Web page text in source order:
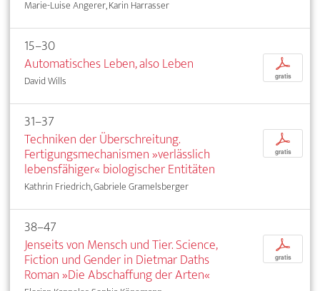
Marie-Luise Angerer, Karin Harrasser
15–30
Automatisches Leben, also Leben
David Wills
p
gratis
31–37
Techniken der Überschreitung.
Fertigungsmechanismen »verlässlich
lebensfähiger« biologischer Entitäten
Kathrin Friedrich, Gabriele Gramelsberger
p
gratis
38–47
Jenseits von Mensch und Tier. Science,
Fiction und Gender in Dietmar Daths
Roman »Die Abschaffung der Arten«
p
gratis